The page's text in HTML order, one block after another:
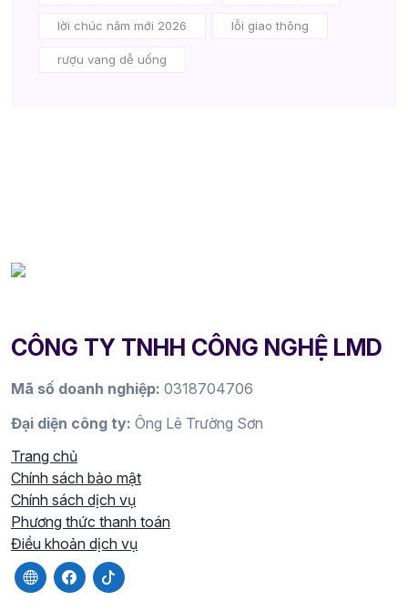
lời chúc năm mới 2026 lỗi giao thông
rượu vang dễ uống
CÔNG TY TNHH CÔNG NGHỆ LMD
Mã số doanh nghiệp: 0318704706
Đại diện công ty: Ông Lê Trường Sơn
Trang chủ
Chính sách bảo mật
Chính sách dịch vụ
Phương thức thanh toán
Điều khoản dịch vụ